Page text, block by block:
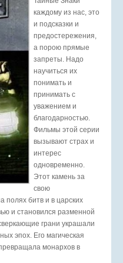
каждому из нас, это
и подсказки и
предостережения,
а порою прямые
запреты. Надо
научиться их
понимать и
принимать с
уважением и
благодарностью.
Фильмы этой серии
вызывают страх и
интерес
одновременно.
Этот камень за
свою
битв и в царских
и становился разменной
грани украшали
эпох. Его магическая
монархов в